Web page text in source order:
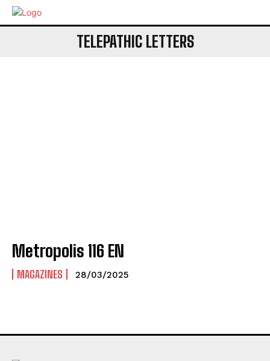
TELEPATHIC LETTERS
Metropolis 116 EN
MAGAZINES 28/03/2025